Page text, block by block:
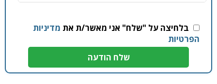
בלחיצה על "שלח" אני מאשר/ת את מדיניות
הפרטיות